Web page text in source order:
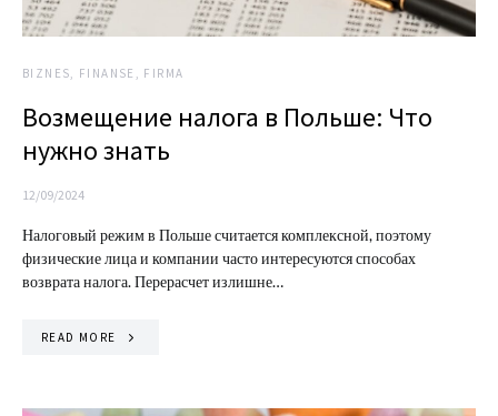
BIZNES, FINANSE, FIRMA
Возмещение налога в Польше: Что
нужно знать
12/09/2024
Налоговый режим в Польше считается комплексной, поэтому
физические лица и компании часто интересуются способах
возврата налога. Перерасчет излишне…
READ MORE